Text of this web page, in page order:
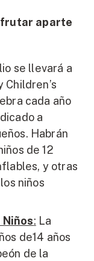
aparte
se llevará a
cada año
a
Habrán
de 12
y otras
niños
: La
de14 años
de la